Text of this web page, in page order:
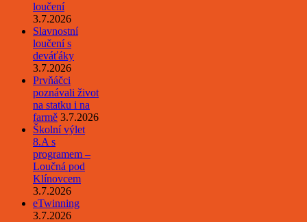
loučení
3.7.2026
Slavnostní
loučení s
deváťáky
3.7.2026
Prvňáčci
poznávali život
na statku i na
farmě 3.7.2026
Školní výlet
8.A s
programem –
Loučná pod
Klínovcem
3.7.2026
eTwinning
3.7.2026